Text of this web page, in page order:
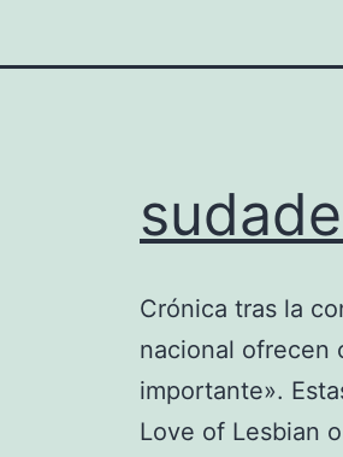
Crónica tras la
nacional ofrecen
importante».
Love of Lesbian